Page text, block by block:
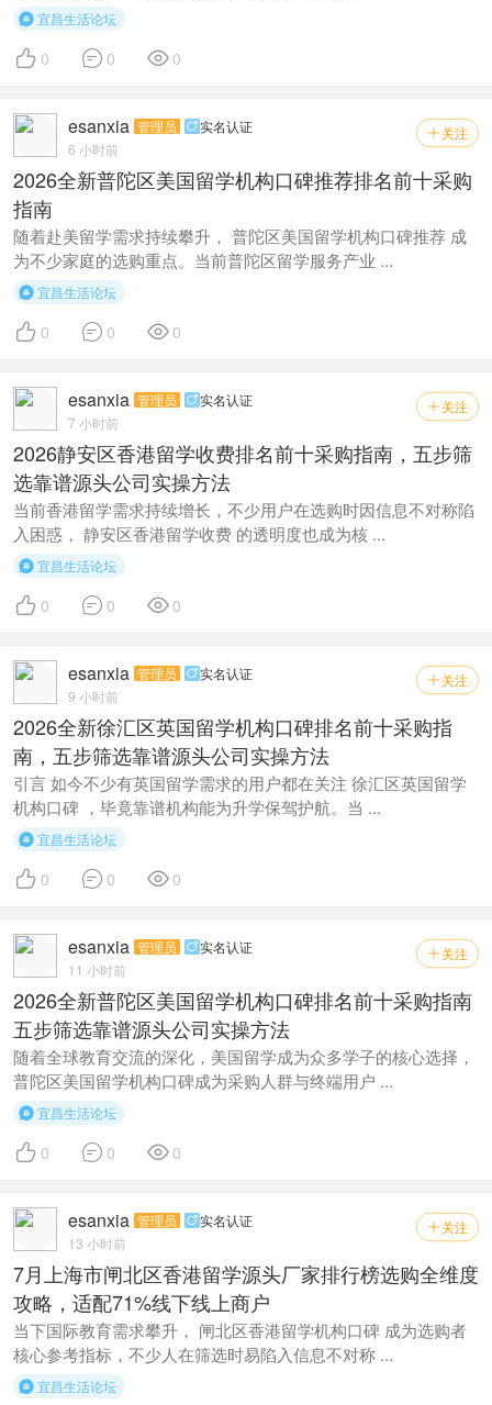
宜昌生活论坛
 0  0  0
 关注
esanxia 管理员 实名认证
6 小时前
2026全新普陀区美国留学机构口碑推荐排名前十采购
指南
随着赴美留学需求持续攀升， 普陀区美国留学机构口碑推荐 成
为不少家庭的选购重点。当前普陀区留学服务产业 ...
宜昌生活论坛
 0  0  0
 关注
esanxia 管理员 实名认证
7 小时前
2026静安区香港留学收费排名前十采购指南，五步筛
选靠谱源头公司实操方法
当前香港留学需求持续增长，不少用户在选购时因信息不对称陷
入困惑， 静安区香港留学收费 的透明度也成为核 ...
宜昌生活论坛
 0  0  0
 关注
esanxia 管理员 实名认证
9 小时前
2026全新徐汇区英国留学机构口碑排名前十采购指
南，五步筛选靠谱源头公司实操方法
引言 如今不少有英国留学需求的用户都在关注 徐汇区英国留学
机构口碑 ，毕竟靠谱机构能为升学保驾护航。当 ...
宜昌生活论坛
 0  0  0
 关注
esanxia 管理员 实名认证
11 小时前
2026全新普陀区美国留学机构口碑排名前十采购指南
五步筛选靠谱源头公司实操方法
随着全球教育交流的深化，美国留学成为众多学子的核心选择，
普陀区美国留学机构口碑成为采购人群与终端用户 ...
宜昌生活论坛
 0  0  0
 关注
esanxia 管理员 实名认证
13 小时前
7月上海市闸北区香港留学源头厂家排行榜选购全维度
攻略，适配71%线下线上商户
当下国际教育需求攀升， 闸北区香港留学机构口碑 成为选购者
核心参考指标，不少人在筛选时易陷入信息不对称 ...
宜昌生活论坛